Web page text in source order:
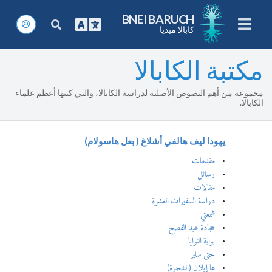
BNEI BARUCH
كابالا ميديا
مكتبة الكابالا
مجموعة من أهم النصوص الأصلية لدراسة الكابالا، والتي كتبها أعظم علماء
الكابالا.
يهودا ليف هالفي أشلاغ ( بعل هاسولام)
مقدمات
رسائل
مقالات
دراسة السفيرات العشرة
شمعتي
حجادة عيد الفصح
بوابة النوايا
حتى سابر
ها إيلان (الشجرة)